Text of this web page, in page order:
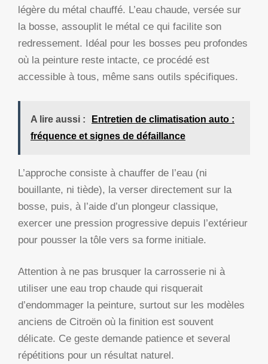
légère du métal chauffé. L’eau chaude, versée sur
la bosse, assouplit le métal ce qui facilite son
redressement. Idéal pour les bosses peu profondes
où la peinture reste intacte, ce procédé est
accessible à tous, même sans outils spécifiques.
A lire aussi :
Entretien de climatisation auto :
fréquence et signes de défaillance
L’approche consiste à chauffer de l’eau (ni
bouillante, ni tiède), la verser directement sur la
bosse, puis, à l’aide d’un plongeur classique,
exercer une pression progressive depuis l’extérieur
pour pousser la tôle vers sa forme initiale.
Attention à ne pas brusquer la carrosserie ni à
utiliser une eau trop chaude qui risquerait
d’endommager la peinture, surtout sur les modèles
anciens de Citroën où la finition est souvent
délicate. Ce geste demande patience et several
répétitions pour un résultat naturel.